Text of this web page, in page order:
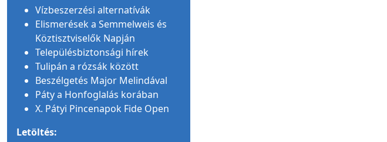
Vízbeszerzési alternatívák
Elismerések a Semmelweis és
Köztisztviselők Napján
Településbiztonsági hírek
Tulipán a rózsák között
Beszélgetés Major Melindával
Páty a Honfoglalás korában
X. Pátyi Pincenapok Fide Open
Letöltés: